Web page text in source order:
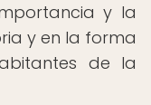
y la
y en la forma
de la